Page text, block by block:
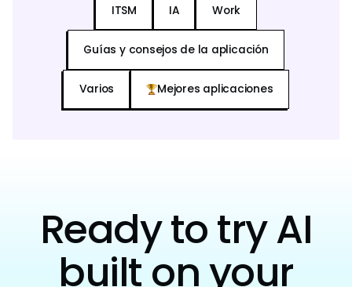
ITSM IA Work
Guías y consejos de la aplicación
Varios Mejores aplicaciones
Ready to try AI
built on your